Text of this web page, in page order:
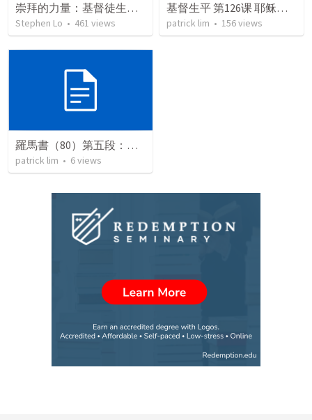
崇拜的力量：基督徒生命深思
Stephen Lo • 461 views
基督生平 第126课 耶稣在比利亚地区的传道事工
patrick lim • 156views
羅馬書（80）第五段：基督徒生活指引（二）
patrick lim • 6views